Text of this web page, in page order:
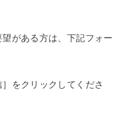
がある方は、下記フォー
をクリックしてくださ